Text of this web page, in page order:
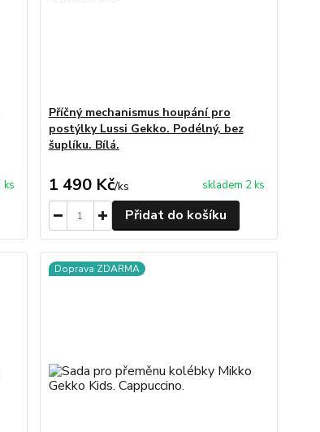
ks
Příčný mechanismus houpání pro
postýlky Lussi Gekko. Podélný, bez
šuplíku. Bílá.
1 490 Kč/ks skladem 2 ks
Přidat do košíku
Doprava ZDARMA